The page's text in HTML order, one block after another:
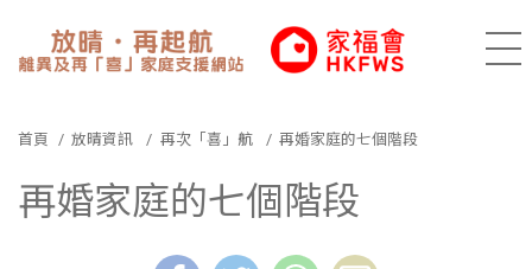
放晴•再
目
首頁 放晴資訊 再次「喜」航 再婚家庭的七個階段
再婚家庭的七個階段